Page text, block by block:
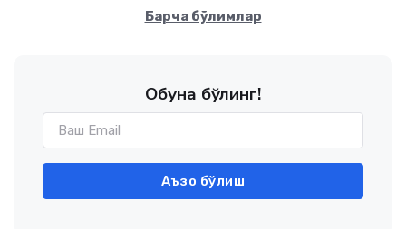
Барча бўлимлар
Обуна бўлинг!
Аъзо бўлиш